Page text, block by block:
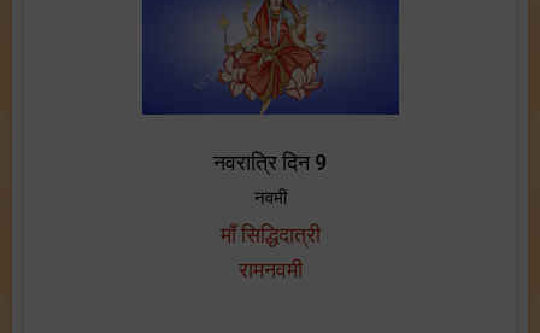
नवरात्रि दिन 9
नवमी
माँ सिद्धिदात्री
रामनवमी